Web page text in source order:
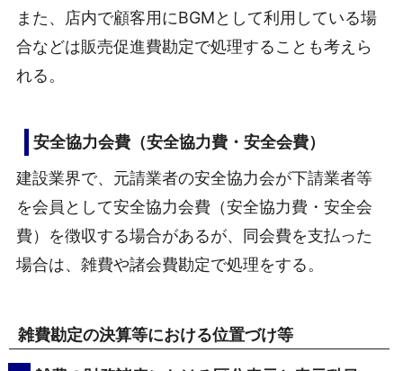
また、店内で顧客用にBGMとして利用している場
合などは販売促進費勘定で処理することも考えら
れる。
安全協力会費（安全協力費・安全会費）
建設業界で、元請業者の安全協力会が下請業者等
を会員として安全協力会費（安全協力費・安全会
費）を徴収する場合があるが、同会費を支払った
場合は、雑費や諸会費勘定で処理をする。
雑費勘定の決算等における位置づけ等